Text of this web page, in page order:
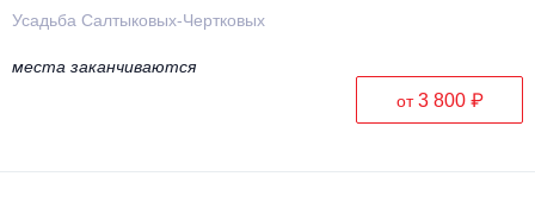
Усадьба Салтыковых-Чертковых
места заканчиваются
от3 800 ₽